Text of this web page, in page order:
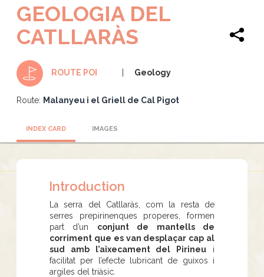
GEOLOGIA DEL
CATLLARÀS
ROUTE POI Geology
Route: Malanyeu i el Griell de Cal Pigot
INDEX CARD IMAGES
Introduction
La serra del Catllaràs, com la resta de
serres prepirinenques properes, formen
part d’un conjunt de mantells de
corriment que es van desplaçar cap al
sud amb l’aixecament del Pirineu i
facilitat per l’efecte lubricant de guixos i
argiles del triàsic.